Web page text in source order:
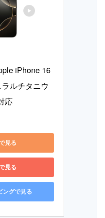
iPhone 16
ルチタニウ
応
見る
見る
ングで見る